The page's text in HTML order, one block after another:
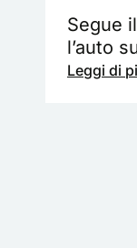
Segue
l’auto
Leggi di